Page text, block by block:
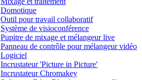
Domotique
Outil pour travail collaboratif
Système de visioconférence
Pupitre de mixage et mélangeur live
Panneau de contrôle pour mélangeur vidéo
Logiciel
Incrustateur 'Picture in Picture'
Incrustateur Chromakey